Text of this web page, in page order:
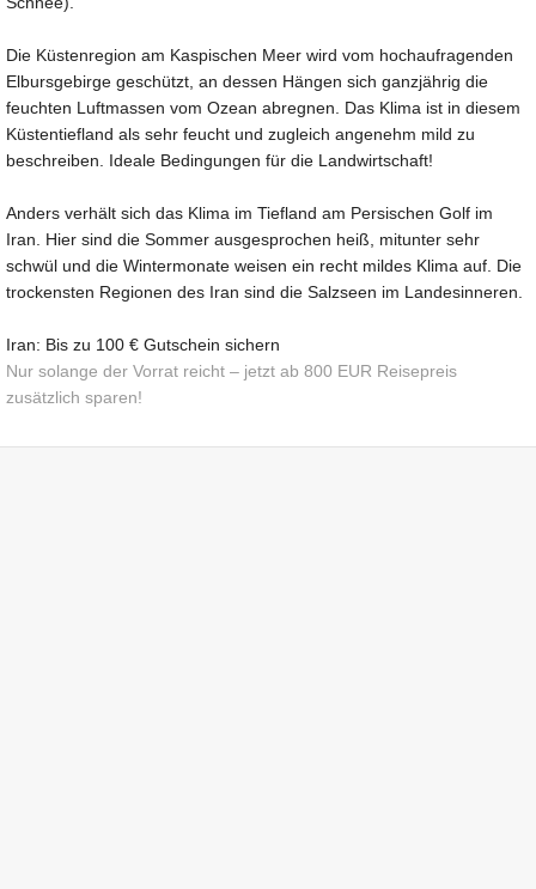
Die Küstenregion am Kaspischen Meer wird vom hochaufragenden
Elbursgebirge geschützt, an dessen Hängen sich ganzjährig die
feuchten Luftmassen vom Ozean abregnen. Das Klima ist in diesem
Küstentiefland als sehr feucht und zugleich angenehm mild zu
beschreiben. Ideale Bedingungen für die Landwirtschaft!
Anders verhält sich das Klima im Tiefland am Persischen Golf im
Iran. Hier sind die Sommer ausgesprochen heiß, mitunter sehr
schwül und die Wintermonate weisen ein recht mildes Klima auf. Die
trockensten Regionen des Iran sind die Salzseen im Landesinneren.
Iran: Bis zu 100 € Gutschein sichern
Nur solange der Vorrat reicht – jetzt ab 800 EUR Reisepreis
zusätzlich sparen!